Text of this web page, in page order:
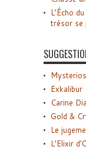
L’Écho
trésor se
Exkalibur
Carine
Gold &
Le
L’Elixir